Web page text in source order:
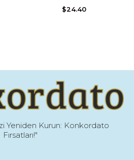
$24.40
Yeniden Kurun: Konkordato
Fırsatları!"